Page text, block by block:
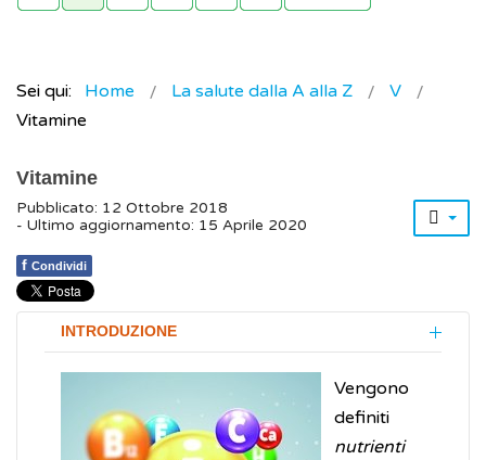
Sei qui: Home La salute dalla A alla Z
V
Vitamine
Vitamine
Pubblicato: 12 Ottobre 2018
- Ultimo aggiornamento: 15 Aprile 2020
f Condividi
INTRODUZIONE
Vengono
definiti
nutrienti